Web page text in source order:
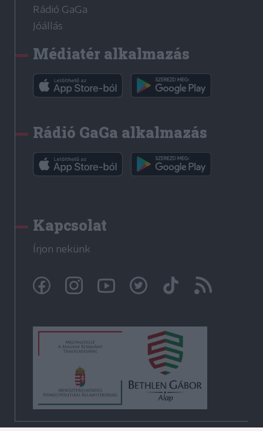
Rádió GaGa
Jóállás
Médiatér alkalmazás
Rádió GaGa alkalmazás
Kapcsolat
Írjon nekünk